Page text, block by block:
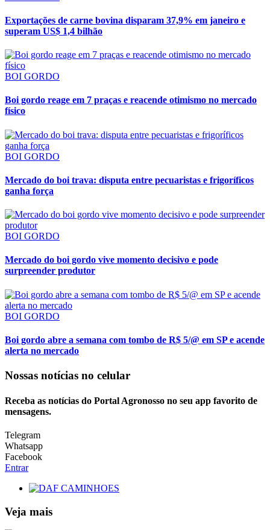
Exportações de carne bovina disparam 37,9% em janeiro e
superam US$ 1,4 bilhão
BOI GORDO
Boi gordo reage em 7 praças e reacende otimismo no mercado
físico
BOI GORDO
Mercado do boi trava: disputa entre pecuaristas e frigoríficos
ganha força
BOI GORDO
Mercado do boi gordo vive momento decisivo e pode
surpreender produtor
BOI GORDO
Boi gordo abre a semana com tombo de R$ 5/@ em SP e acende
alerta no mercado
Nossas notícias no celular
Receba as notícias do Portal Agronosso no seu app favorito de
mensagens.
Telegram
Whatsapp
Facebook
Entrar
Veja mais